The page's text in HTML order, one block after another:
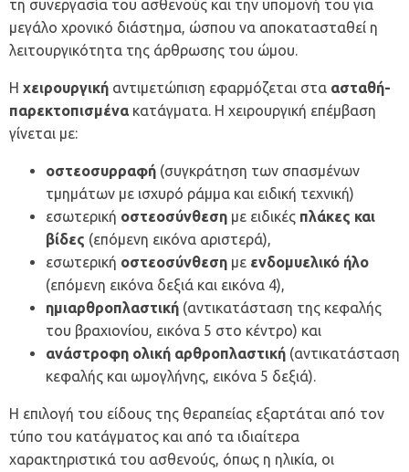
τη συνεργασία του ασθενούς και την υπομονή του για
μεγάλο χρονικό διάστημα, ώσπου να αποκατασταθεί η
λειτουργικότητα της άρθρωσης του ώμου.
Η χειρουργική αντιμετώπιση εφαρμόζεται στα ασταθή-
παρεκτοπισμένακατάγματα. Η χειρουργική επέμβαση
γίνεται με:
οστεοσυρραφή (συγκράτηση των σπασμένων
τμημάτων με ισχυρό ράμμα και ειδική τεχνική)
εσωτερική οστεοσύνθεση με ειδικές πλάκες και
βίδες (επόμενη εικόνα αριστερά),
εσωτερική οστεοσύνθεση με ενδομυελικό ήλο
(επόμενη εικόνα δεξιά και εικόνα 4),
ημιαρθροπλαστική (αντικατάσταση της κεφαλής
του βραχιονίου, εικόνα 5 στο κέντρο) και
ανάστροφη ολική αρθροπλαστική (αντικατάσταση
κεφαλής και ωμογλήνης, εικόνα 5 δεξιά).
Η επιλογή του είδους της θεραπείας εξαρτάται από τον
τύπο του κατάγματος και από τα ιδιαίτερα
χαρακτηριστικά του ασθενούς, όπως η ηλικία, οι